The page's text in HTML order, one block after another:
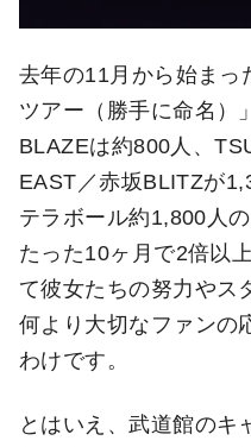
去年の11月から始まっ
ツアー（勝手に命名）
BLAZEは約800人、
EAST／赤坂BLITZが
テラボール約1,800人
たった10ヶ月で2倍以
て彼女たちの努力やス
何より大切なファンの
わけです。
とはいえ、武道館のキ